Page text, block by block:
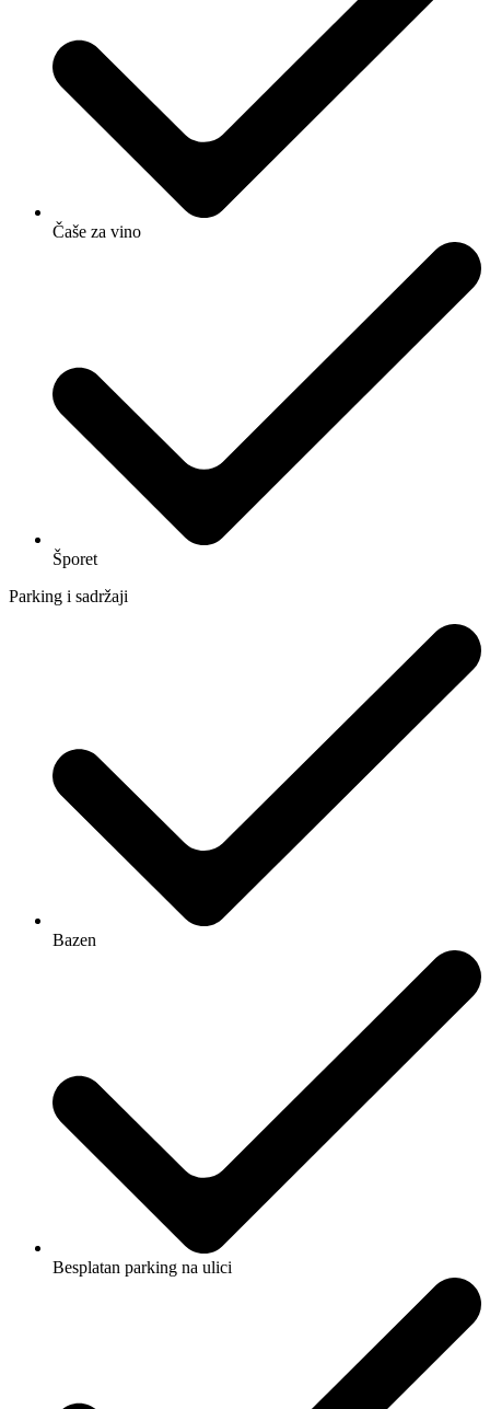
Čaše za vino
Šporet
Parking i sadržaji
Bazen
Besplatan parking na ulici